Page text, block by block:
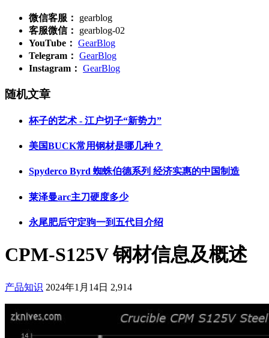
微信客服：
gearblog
客服微信：
gearblog-02
YouTube： GearBlog
Telegram： GearBlog
Instagram： GearBlog
随机文章
杯子的艺术 - 江户切子“新势力”
美国BUCK常用钢材是哪几种？
Spyderco Byrd 蜘蛛伯德系列 经济实惠的中国制造
莱泽曼arc主刀硬度多少
永尾肥后守定驹一到五代目介绍
CPM-S125V 钢材信息及概述
产品知识 2024年1月14日 2,914